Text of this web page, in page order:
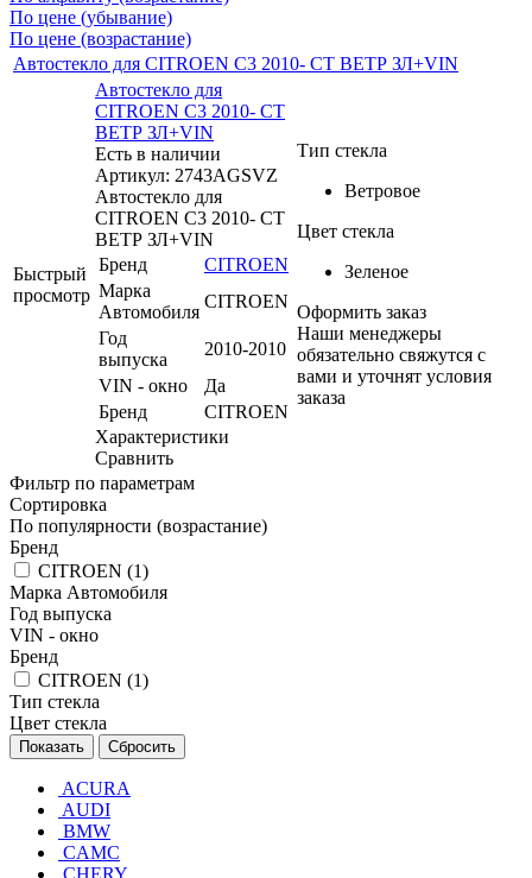
По цене (убывание)
По цене (возрастание)
Автостекло для CITROEN C3 2010- СТ ВЕТР ЗЛ+VIN
Быстрый
просмотр
Автостекло для
CITROEN C3 2010- СТ
ВЕТР ЗЛ+VIN
Есть в наличии
Артикул: 2743AGSVZ
Автостекло для
CITROEN C3 2010- СТ
ВЕТР ЗЛ+VIN
Бренд
CITROEN
Марка
Автомобиля
CITROEN
Год
выпуска
2010-2010
VIN - окно
Да
Бренд
CITROEN
Характеристики
Сравнить
Тип стекла
Ветровое
Цвет стекла
Зеленое
Оформить заказ
Наши менеджеры
обязательно свяжутся с
вами и уточнят условия
заказа
Фильтр по параметрам
Сортировка
По популярности (возрастание)
Бренд
CITROEN (1)
Марка Автомобиля
Год выпуска
VIN - окно
Бренд
CITROEN (1)
Тип стекла
Цвет стекла
Сбросить
ACURA
AUDI
BMW
CAMC
CHERY